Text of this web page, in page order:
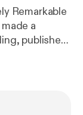
Remarkable
published
why the